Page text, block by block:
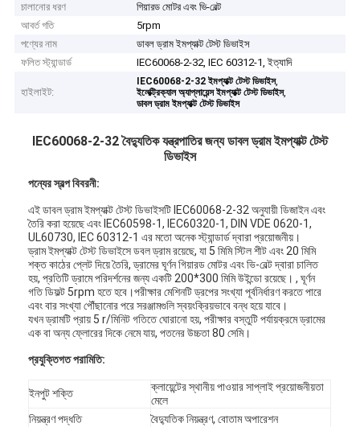
চালানোর ধরণ
গিয়ারড মোটর এবং ভি-বেল্ট
আবর্ত গতি
5rpm
পণ্যের নাম
ডাবল ড্রাম ইমপ্যাক্ট টেস্ট ডিভাইস
ফলিত স্ট্যান্ডার্ড
IEC60068-2-32, IEC 60312-1, ইত্যাদি
হাইলাইট:
IEC60068-2-32 ইমপ্যাক্ট টেস্ট ডিভাইস,
ইলেক্ট্রিক্যাল অ্যাপ্লায়েন্স ইমপ্যাক্ট টেস্ট ডিভাইস,
ডাবল ড্রাম ইমপ্যাক্ট টেস্ট ডিভাইস
IEC60068-2-32 বৈদ্যুতিক যন্ত্রপাতির জন্য ডাবল ড্রাম ইমপ্যাক্ট টেস্ট
ডিভাইস
পন্যের স্বল্প বিবরনী:
এই ডাবল ড্রাম ইমপ্যাক্ট টেস্ট ডিভাইসটি IEC60068-2-32 অনুযায়ী ডিজাইন এবং
তৈরি করা হয়েছে এবং IEC60598-1, IEC60320-1, DIN VDE 0620-1,
UL60730, IEC 60312-1 এর মতো অনেক স্ট্যান্ডার্ড দ্বারা প্রয়োজনীয়।
ড্রাম ইমপ্যাক্ট টেস্ট ডিভাইসে ডবল ড্রাম রয়েছে, যা 5 মিমি স্টিল শীট এবং 20 মিমি
শক্ত কাঠের প্লেট দিয়ে তৈরি, ড্রামের ঘূর্ণন গিয়ারড মোটর এবং ভি-বেল্ট দ্বারা চালিত
হয়, প্রতিটি ড্রামে পরিদর্শনের জন্য একটি 200*300 মিমি উইন্ডো রয়েছে। , ঘূর্ণন
গতি ডিফল্ট 5rpm হতে হবে।পরীক্ষার মেশিনটি ড্রপের সংখ্যা পূর্বনির্ধারণ করতে পারে
এবং বার সংখ্যা পৌঁছানোর পরে সরঞ্জামগুলি স্বয়ংক্রিয়ভাবে বন্ধ হয়ে যাবে।
যখন ড্রামটি প্রায় 5 r/মিনিট গতিতে ঘোরানো হয়, পরীক্ষার বস্তুটি পর্যায়ক্রমে ড্রামের
এক বা অন্য ফ্লোরের দিকে নেমে যায়, পতনের উচ্চতা 80 সেমি।
প্রযুক্তিগত পরামিতি:
ইনপুট শক্তি
ক্লায়েন্টের স্থানীয় পাওয়ার সাপ্লাই প্রয়োজনীয়তা
মেলে
নিয়ন্ত্রণ পদ্ধতি
বৈদ্যুতিক নিয়ন্ত্রণ, বোতাম অপারেশন